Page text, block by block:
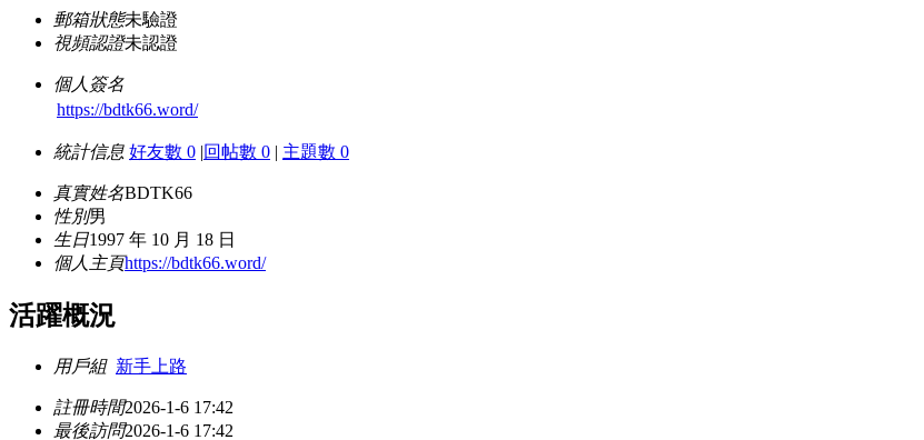
郵箱狀態未驗證
視頻認證未認證
個人簽名
https://bdtk66.word/
統計信息 好友數 0 |回帖數 0 | 主題數 0
真實姓名BDTK66
性別男
生日1997 年 10 月 18 日
個人主頁https://bdtk66.word/
活躍概況
用戶組 新手上路
註冊時間2026-1-6 17:42
最後訪問2026-1-6 17:42